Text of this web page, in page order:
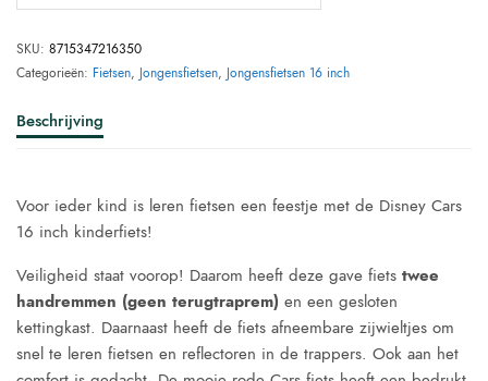
SKU: 8715347216350
Categorieën: Fietsen, Jongensfietsen, Jongensfietsen 16 inch
Beschrijving
Voor ieder kind is leren fietsen een feestje met de Disney Cars
16 inch kinderfiets!
Veiligheid staat voorop! Daarom heeft deze gave fietstwee
handremmen (geen terugtraprem) en een gesloten
kettingkast. Daarnaast heeft de fiets afneembare zijwieltjes om
snel te leren fietsen en reflectoren in de trappers. Ook aan het